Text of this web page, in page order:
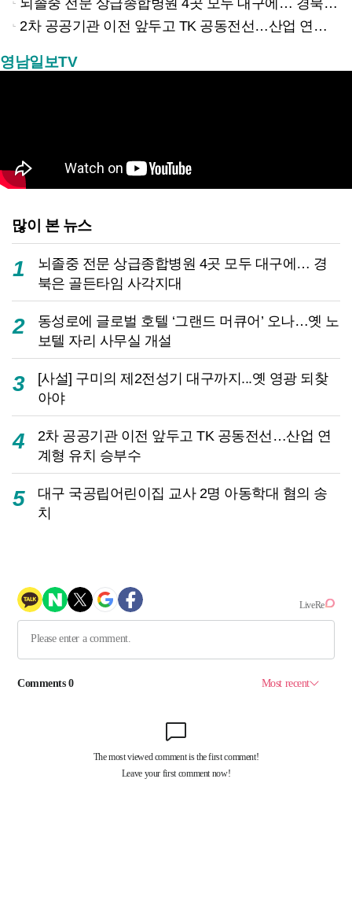
2차 공공기관 이전 앞두고 TK 공동전선…산업 연계형 유치 승부수
영남일보TV
많이 본 뉴스
1
뇌졸중 전문 상급종합병원 4곳 모두 대구에… 경
북은 골든타임 사각지대
2
동성로에 글로벌 호텔 ‘그랜드 머큐어’ 오나…옛 노
보텔 자리 사무실 개설
3
[사설] 구미의 제2전성기 대구까지...옛 영광 되찾
아야
4
2차 공공기관 이전 앞두고 TK 공동전선…산업 연
계형 유치 승부수
5
대구 국공립어린이집 교사 2명 아동학대 혐의 송
치